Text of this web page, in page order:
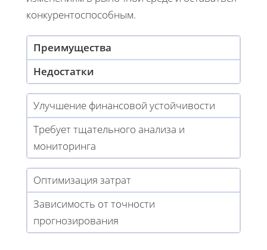
конкурентоспособным.
Преимущества
Недостатки
Улучшение финансовой устойчивости
Требует тщательного анализа и
мониторинга
Оптимизация затрат
Зависимость от точности
прогнозирования